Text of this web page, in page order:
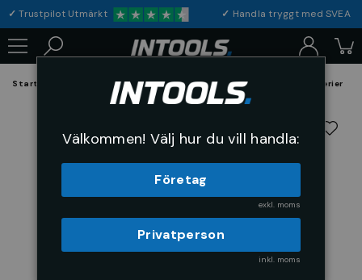
✓Trustpilot Utmärkt ✓ Handla tryggt med
Startsida El och Belysning Batterier Laddningsbara batterier
Välkommen! Välj hur du vill handla:
Företag
exkl. moms
Privatperson
inkl. moms